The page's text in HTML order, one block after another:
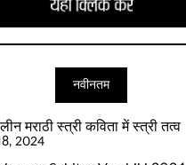
नवीनतम
मराठी स्त्री कविता में स्त्री तत्व
2024